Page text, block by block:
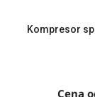
Kompresor
Cena